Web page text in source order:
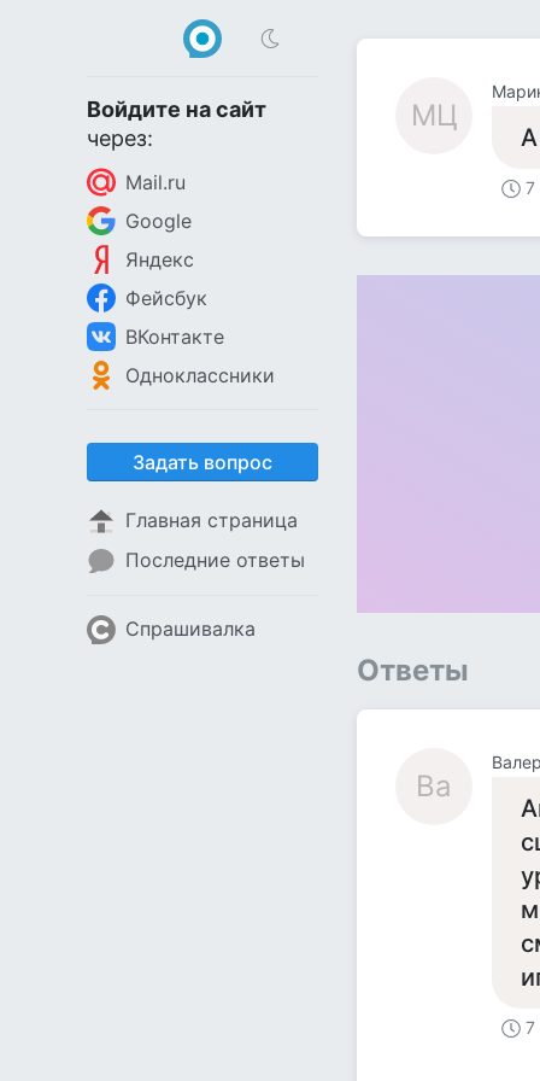
Войдите на сайт
через:
Mail.ru
Google
Яндекс
Фейсбук
ВКонтакте
Одноклассники
Задать вопрос
Главная страница
Последние ответы
Спрашивалка
МЦ
А
7
Ответы
Ва
7